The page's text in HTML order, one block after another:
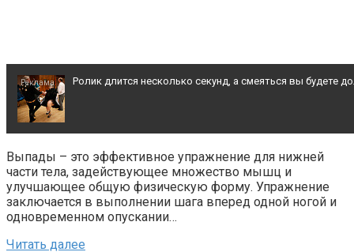
Выпады – это эффективное упражнение для нижней
части тела, задействующее множество мышц и
улучшающее общую физическую форму. Упражнение
заключается в выполнении шага вперед одной ногой и
одновременном опускании…
Читать далее
Ролик длится несколько секунд, а смеяться вы будете
"Потеряли стыд в погоне за "Диором": Поплавская